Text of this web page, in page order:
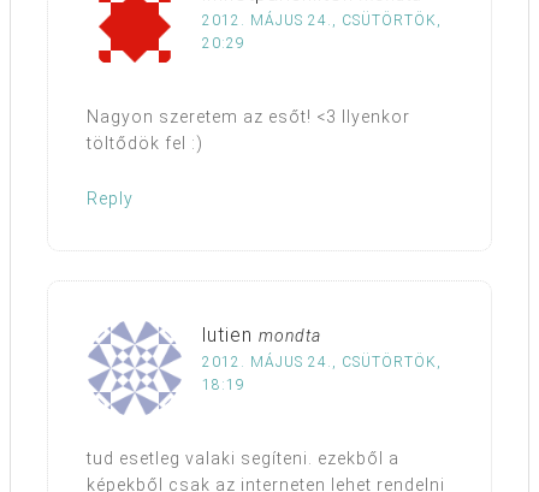
2012. MÁJUS 24., CSÜTÖRTÖK,
20:29
Nagyon szeretem az esőt! <3 Ilyenkor
töltődök fel :)
Reply
lutien mondta
2012. MÁJUS 24., CSÜTÖRTÖK,
18:19
tud esetleg valaki segíteni. ezekből a
képekből csak az interneten lehet rendelni